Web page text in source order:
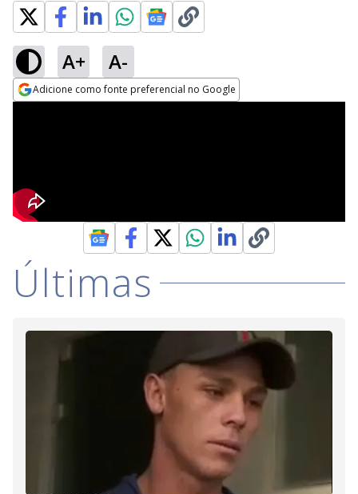
A+ A-
Adicione como fonte preferencial no Google
Últimas